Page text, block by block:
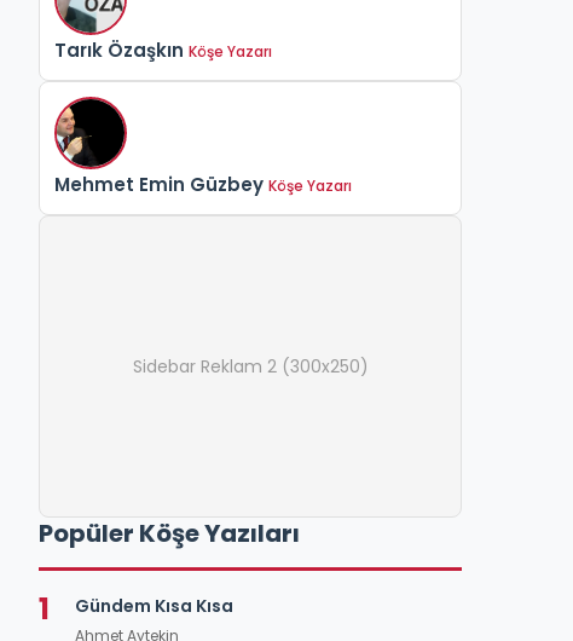
Tarık Özaşkın Köşe Yazarı
Mehmet Emin Güzbey Köşe Yazarı
Sidebar Reklam 2 (300x250)
Popüler Köşe Yazıları
1 Gündem Kısa Kısa
Ahmet Aytekin